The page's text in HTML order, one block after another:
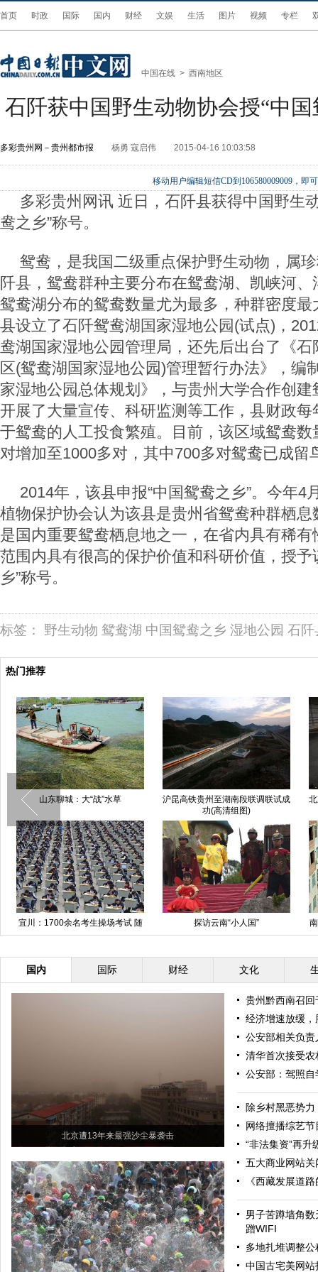
首页 时政 国际 国内 财经 文娱 生活 图片 视频 专栏
中国在线 > 西南地区
石阡获中国野生动物协会授“中
多彩贵州网－贵州都市报 杨勇 寇启伟 2015-04-16 10:03:58
移动用户编辑短信CD到106580009009，即
多彩贵州网讯 近日，石阡县获得中国野生
鸯之乡”称号。
鸳鸯，是我国二级重点保护野生动物，属
阡县，鸳鸯群种主要分布在鸳鸯湖、凯峡河
鸳鸯湖分布的鸳鸯数量尤为最多，种群密度
县设立了石阡鸳鸯湖国家湿地公园(试点)，
鸯湖国家湿地公园管理局，还先后出台了《
区(鸳鸯湖国家湿地公园)管理暂行办法》，编
家湿地公园总体规划》，与贵州大学合作创
开展了大量宣传、科研监测等工作，县财政
于鸳鸯的人工投食繁殖。目前，该区域鸳鸯数
对增加至1000多对，其中700多对鸳鸯已成留
2014年，该县申报“中国鸳鸯之乡”。今年4
植物保护协会认为该县是贵州省鸳鸯种群栖
是国内重要鸳鸯栖息地之一，在省内具有稀
范围内具有很高的保护价值和科研价值，授予
乡”称号。
标签： 野生动物 鸳鸯湖 中国鸳鸯之乡 湿地公园 石阡
热门推荐
山东聊城：大“战”水草
沪昆高铁贵州至湖南段联调联试成
功(高清组图)
宜川：1700余名考生操场考试 随
光照改变座位方向
探访云南“小人国”
国内 国际 财经 文化
北京遭13年来最强沙尘暴袭击
贵州黔西南召
经济增速放缓
公安部相关负
清华首次接受农
公安部：驾照
除乡村黑恶势力
网络擅播综艺
“非法集资”再升
五大商业网站
《西藏发展道
男子苦蹲墙角
蹭WIFI
多地扎堆调整
中国古宅美网